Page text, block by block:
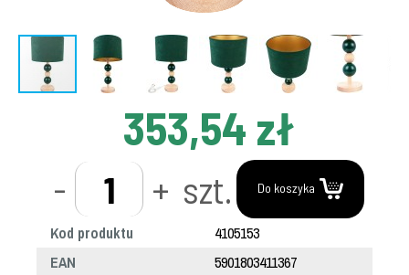
353,54 zł
- + szt. Do koszyka
Kod produktu
4105153
EAN
5901803411367